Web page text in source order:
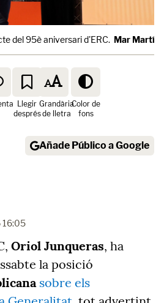
del 95è aniversari d'ERC. Mar Martí /
Llegir
després
Grandària
de lletra
Color de
fons
Añade Público a Google
Oriol Junqueras, ha
la posició
sobre els